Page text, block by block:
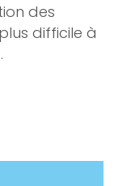
des
difficile à